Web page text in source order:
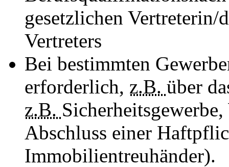
gesetzlichen Vertreterin/
Vertreters
Bei bestimmten
erforderlich, z.B. über
z.B.
Abschluss einer
Immobilientreuhänder).